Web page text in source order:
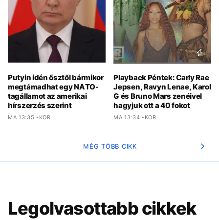
Putyin idén ősztől bármikor
megtámadhat egy NATO-
tagállamot az amerikai
hírszerzés szerint
MA 13:35 -KOR
Playback Péntek: Carly Rae
Jepsen, Ravyn Lenae, Karol
G és Bruno Mars zenéivel
hagyjuk ott a 40 fokot
MA 13:34 -KOR
MÉG TÖBB CIKK
Legolvasottabb cikkek